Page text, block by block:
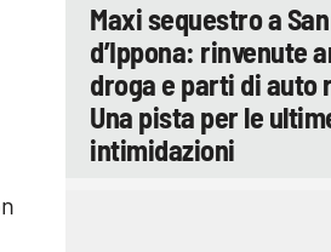
Maxi sequestro a
d’Ippona: rinvenute
droga e parti di auto
Una pista per le
intimidazioni